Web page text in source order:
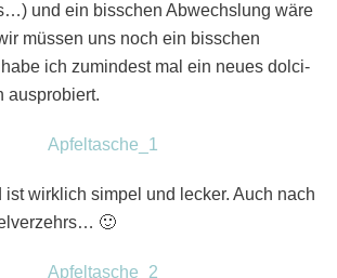
und ein bisschen Abwechslung wäre
müssen uns noch ein bisschen
ich zumindest mal ein neues dolci-
ausprobiert.
ist wirklich simpel und lecker. Auch nach
🙂